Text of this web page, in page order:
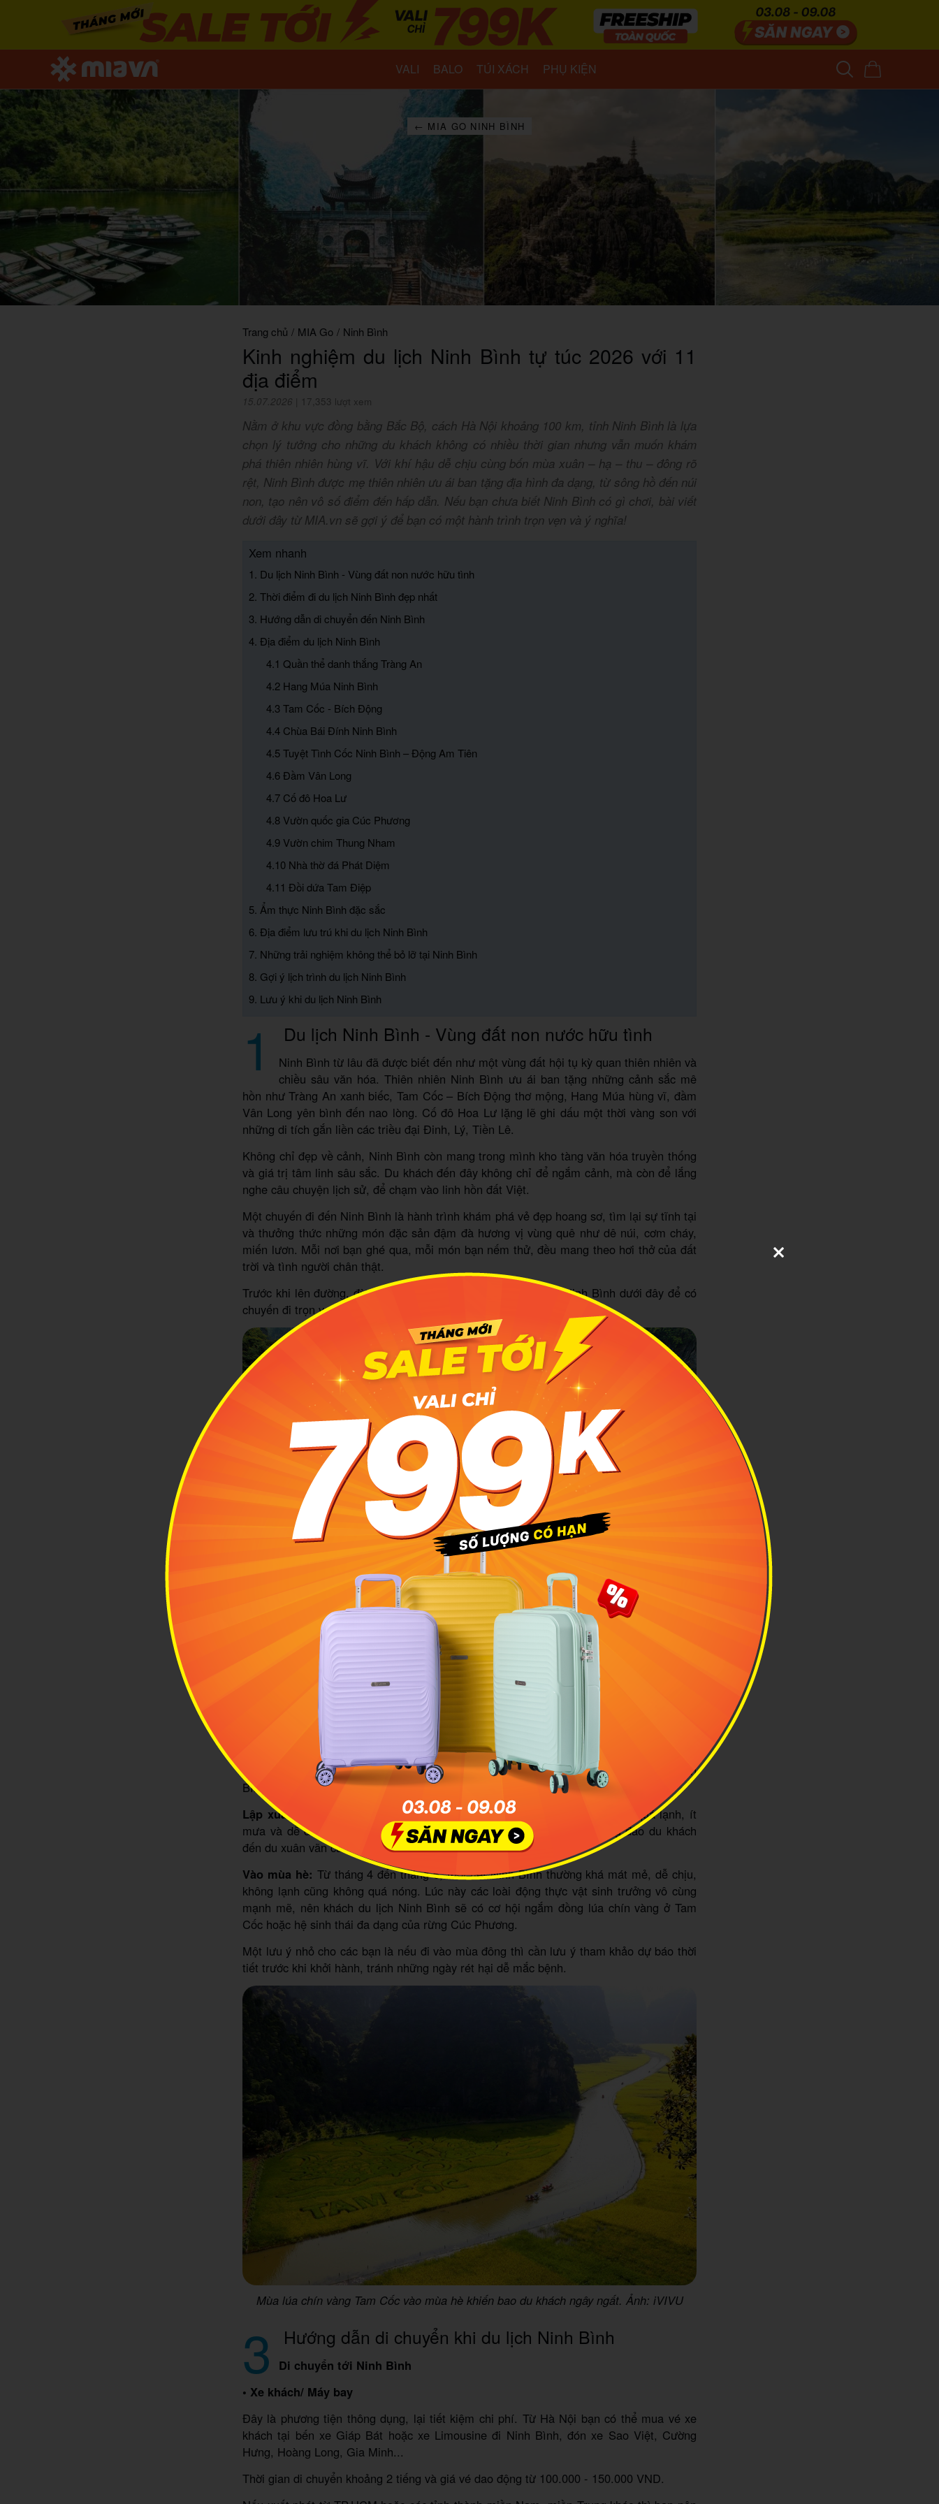
VALI BALO TÚI XÁCH PHỤ KIỆN
← MIA GO NINH BÌNH
Trang chủ / MIA Go / Ninh Bình
Kinh nghiệm du lịch Ninh Bình tự túc 2026 với 11
địa điểm
15.07.2026 17,353 lượt xem
Nằm ở khu vực đồng bằng Bắc Bộ, cách Hà Nội khoảng 100 km, tỉnh Ninh Bình là lựa
chọn lý tưởng cho những du khách không có nhiều thời gian nhưng vẫn muốn khám
phá thiên nhiên hùng vĩ. Với khí hậu dễ chịu cùng bốn mùa xuân – hạ – thu – đông rõ
rệt, Ninh Bình được mẹ thiên nhiên ưu ái ban tặng địa hình đa dạng, từ sông hồ đến núi
non, tạo nên vô số điểm đến hấp dẫn. Nếu bạn chưa biết Ninh Bình có gì chơi, bài viết
dưới đây từ MIA.vn sẽ gợi ý để bạn có một hành trình trọn vẹn và ý nghĩa!
Xem nhanh
1. Du lịch Ninh Bình - Vùng đất non nước hữu tình
2. Thời điểm đi du lịch Ninh Bình đẹp nhất
3. Hướng dẫn di chuyển đến Ninh Bình
4. Địa điểm du lịch Ninh Bình
4.1 Quần thể danh thắng Tràng An
4.2 Hang Múa Ninh Bình
4.3 Tam Cốc - Bích Động
4.4 Chùa Bái Đính Ninh Bình
4.5 Tuyệt Tình Cốc Ninh Bình – Động Am Tiên
4.6 Đầm Vân Long
4.7 Cố đô Hoa Lư
4.8 Vườn quốc gia Cúc Phương
4.9 Vườn chim Thung Nham
4.10 Nhà thờ đá Phát Diệm
4.11 Đồi dứa Tam Điệp
5. Ẩm thực Ninh Bình đặc sắc
6. Địa điểm lưu trú khi du lịch Ninh Bình
7. Những trải nghiệm không thể bỏ lỡ tại Ninh Bình
8. Gợi ý lịch trình du lịch Ninh Bình
9. Lưu ý khi du lịch Ninh Bình
1 Du lịch Ninh Bình - Vùng đất non nước hữu tình
Ninh Bình từ lâu đã được biết đến như một vùng đất hội tụ kỳ quan thiên nhiên và
chiều sâu văn hóa. Thiên nhiên Ninh Bình ưu ái ban tặng những cảnh sắc mê
hồn như Tràng An xanh biếc, Tam Cốc – Bích Động thơ mộng, Hang Múa hùng vĩ, đầm
Vân Long yên bình đến nao lòng. Cố đô Hoa Lư lặng lẽ ghi dấu một thời vàng son với
những di tích gắn liền các triều đại Đinh, Lý, Tiền Lê.
Không chỉ đẹp về cảnh, Ninh Bình còn mang trong mình kho tàng văn hóa truyền thống
và giá trị tâm linh sâu sắc. Du khách đến đây không chỉ để ngắm cảnh, mà còn để lắng
nghe câu chuyện lịch sử, để chạm vào linh hồn đất Việt.
Một chuyến đi đến Ninh Bình là hành trình khám phá vẻ đẹp hoang sơ, tìm lại sự tĩnh tại
và thưởng thức những món đặc sản đậm đà hương vị vùng quê như dê núi, cơm cháy,
miến lươn. Mỗi nơi bạn ghé qua, mỗi món bạn nếm thử, đều mang theo hơi thở của đất
trời và tình người chân thật.
Trước khi lên đường, đừng bỏ qua những kinh nghiệm du lịch Ninh Bình dưới đây để có
chuyến đi trọn vẹn nhất.
Vẻ đẹp non nước hữu tình của vùng đất Ninh Bình. Ảnh: Sở Du lịch Ninh Bình
2 Thời điểm đi du lịch Ninh Bình đẹp nhất
Ninh Bình mang kiểu khí hậu cận nhiệt đới ẩm và nhiệt đới gió mùa, với nhiệt độ
trung bình năm rơi vào khoảng 23,5 độ C khá mát mẻ. Du khách đến đây có thể
trải nghiệm được 4 mùa rõ rệt trong năm là xuân, hạ, thu, đông; với mùa đông khô lạnh
và mùa hè nóng ẩm, mưa nhiều. Theokinh nghiệm du lịch, chúng ta nên ghé thăm Ninh
Bình vào 2 thời điểm là:
Lập xuân:
Từ tháng 1 đến tháng 3 khí hậu Ninh Bình rất mát mẻ, không quá lạnh, ít
mưa và dễ dàng đi tham quan, ngắm cảnh. Đây cũng là thời gian đông đảo du khách
đến du xuân vãn cảnh chùa Bái Đính, Tràng An, nhà thờ Đá.
Vào mùa hè: Từ tháng 4 đến tháng 6, thời tiết Ninh Bình thường khá mát mẻ, dễ chịu,
không lạnh cũng không quá nóng. Lúc này các loài động thực vật sinh trưởng vô cùng
mạnh mẽ, nên khách du lịch Ninh Bình sẽ có cơ hội ngắm đồng lúa chín vàng ở Tam
Cốc hoặc hệ sinh thái đa dạng của rừng Cúc Phương.
Một lưu ý nhỏ cho các bạn là nếu đi vào mùa đông thì cần lưu ý tham khảo dự báo thời
tiết trước khi khởi hành, tránh những ngày rét hại dễ mắc bệnh.
Mùa lúa chín vàng Tam Cốc vào mùa hè khiến bao du khách ngây ngất. Ảnh: iVIVU
3 Hướng dẫn di chuyển khi du lịch Ninh Bình
Di chuyển tới Ninh Bình
• Xe khách/ Máy bay
Đây là phương tiện thông dụng, lại tiết kiệm chi phí. Từ Hà Nội bạn có thể mua vé xe
khách tại bến xe Giáp Bát hoặc xe Limousine đi Ninh Bình, đón xe Sao Việt, Cường
Hưng, Hoàng Long, Gia Minh...
Thời gian di chuyển khoảng 2 tiếng và giá vé dao động từ 100.000 - 150.000 VND.